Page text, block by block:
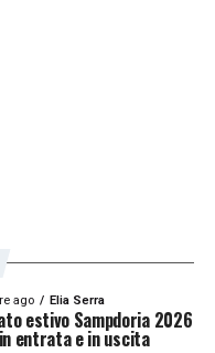
ago Elia Serra
estivo Sampdoria 2026
entrata e in uscita